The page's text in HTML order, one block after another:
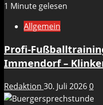
1 Minute gelesen
Allgemein
Profi-
Immendorf –
Redaktion 30. Juli 20260